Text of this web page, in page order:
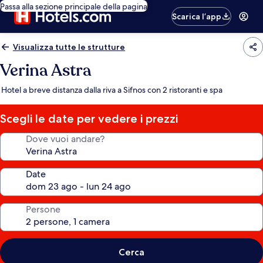
Passa alla sezione principale della pagina
Scarica l’app
Visualizza tutte le strutture
Verina Astra
Hotel a breve distanza dalla riva a Sifnos con 2 ristoranti e spa
Scegli le date per vedere i prezzi
Dove vuoi andare?
Date
Persone
Cerca